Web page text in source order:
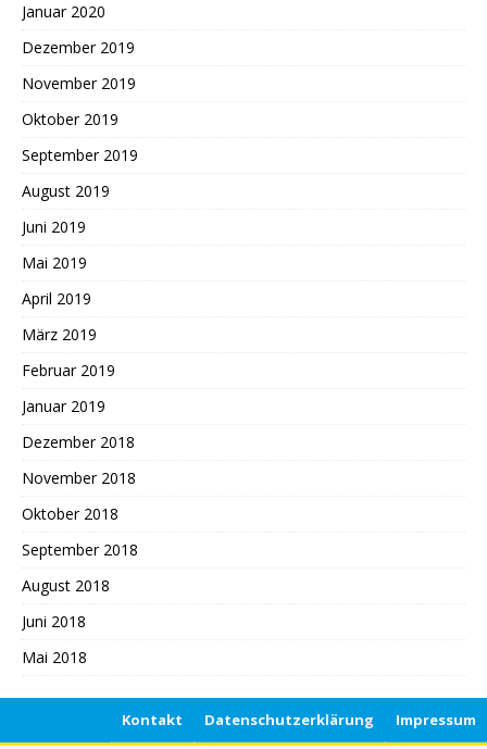
Januar 2020
Dezember 2019
November 2019
Oktober 2019
September 2019
August 2019
Juni 2019
Mai 2019
April 2019
März 2019
Februar 2019
Januar 2019
Dezember 2018
November 2018
Oktober 2018
September 2018
August 2018
Juni 2018
Mai 2018
Impressum
Datenschutzerklärung
Kontakt